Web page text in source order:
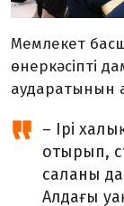
Мемлекет
өнеркәсіпті
аударатынын
– Ірі
отырып,
саланы
Алдағы